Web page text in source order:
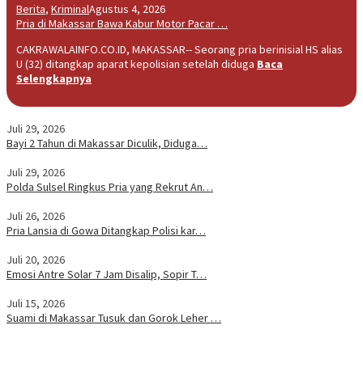
Berita, KriminalAgustus 4, 2026
Pria di Makassar Bawa Kabur Motor Pacar …
CAKRAWALAINFO.CO.ID, MAKASSAR-- Seorang pria berinisial HS alias
U (32) ditangkap aparat kepolisian setelah diduga Baca
Selengkapnya
Juli 29, 2026
Bayi 2 Tahun di Makassar Diculik, Diduga…
Juli 29, 2026
Polda Sulsel Ringkus Pria yang Rekrut An…
Juli 26, 2026
Pria Lansia di Gowa Ditangkap Polisi kar…
Juli 20, 2026
Emosi Antre Solar 7 Jam Disalip, Sopir T…
Juli 15, 2026
Suami di Makassar Tusuk dan Gorok Leher …